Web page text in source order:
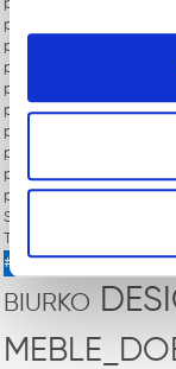
porady DENTRO
porady IDEA
porady LUNA
porady PLANO
porady POK
porady QUANT
porady QUBIC
porady SIMI
porady STORY
porady WORK
SYPIALNIE
TRENDY
#TAGI
BIURKO